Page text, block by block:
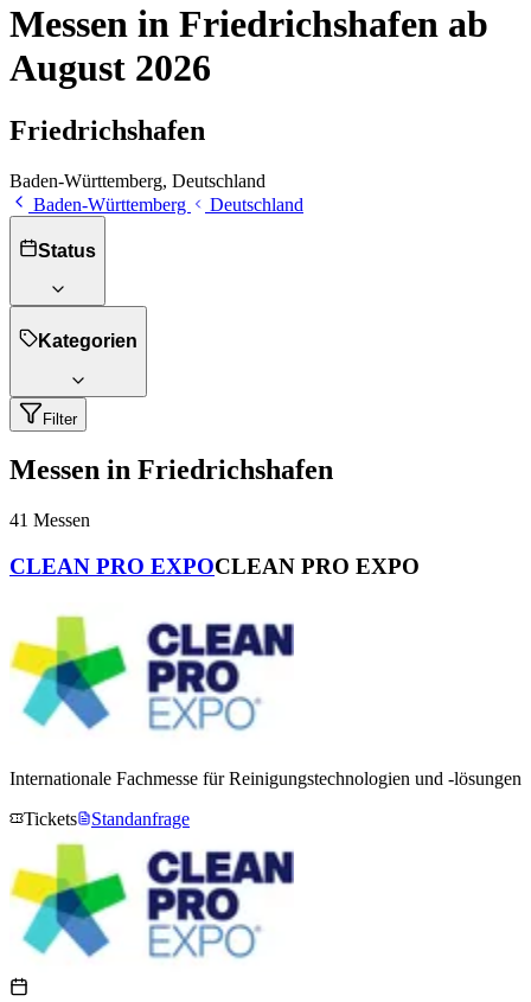
Messen in Friedrichshafen ab
August 2026
Friedrichshafen
Baden-Württemberg, Deutschland
Baden-Württemberg
Deutschland
Status
Kategorien
Filter
Messen in Friedrichshafen
41 Messen
CLEAN PRO EXPOCLEAN PRO EXPO
Internationale Fachmesse für Reinigungstechnologien und -lösungen
Tickets
Standanfrage